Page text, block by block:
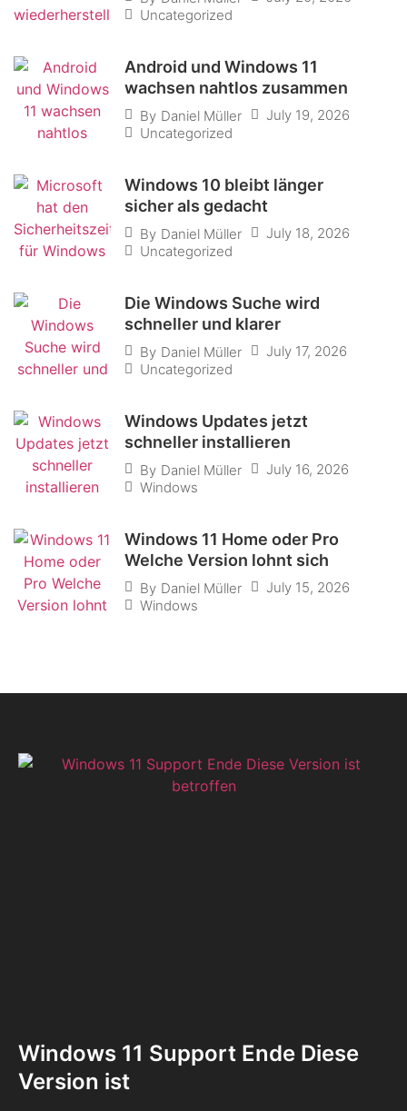
Uncategorized
Android und Windows 11
wachsen nahtlos zusammen
By Daniel Müller
July 19, 2026
Uncategorized
Windows 10 bleibt länger
sicher als gedacht
By Daniel Müller
July 18, 2026
Uncategorized
Die Windows Suche wird
schneller und klarer
By Daniel Müller
July 17, 2026
Uncategorized
Windows Updates jetzt
schneller installieren
By Daniel Müller
July 16, 2026
Windows
Windows 11 Home oder Pro
Welche Version lohnt sich
By Daniel Müller
July 15, 2026
Windows
Windows 11 Support Ende Diese
Version ist